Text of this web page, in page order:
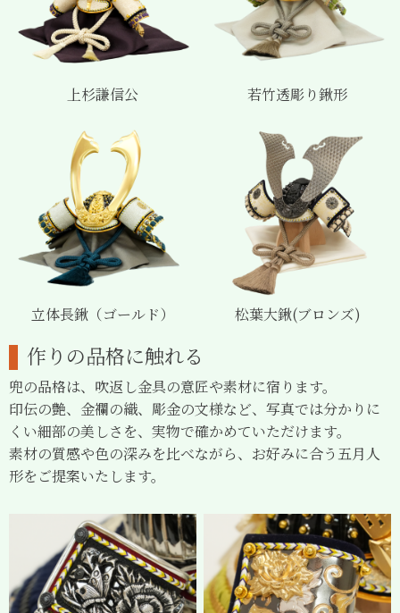
上杉謙信公 若竹透彫り鍬形
立体長鍬（ゴールド） 松葉大鍬(ブロンズ)
作りの品格に触れる
兜の品格は、吹返し金具の意匠や素材に宿ります。
印伝の艶、金襴の織、彫金の文様など、写真では分かりに
くい細部の美しさを、実物で確かめていただけます。
素材の質感や色の深みを比べながら、お好みに合う五月人
形をご提案いたします。